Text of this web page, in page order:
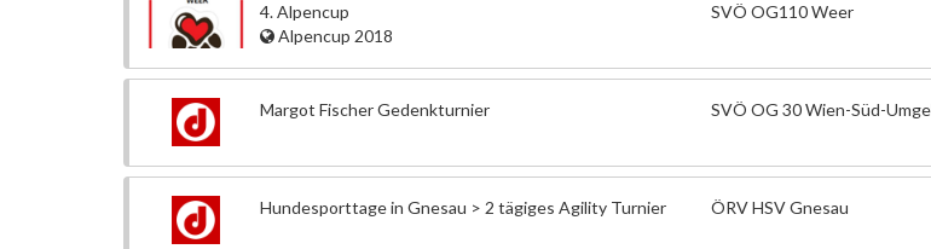
4. Alpencup
Alpencup 2018
SVÖ OG110 Weer
Margot Fischer Gedenkturnier SVÖ OG 30 Wien-Süd-
Hundesporttage in Gnesau > 2 tägiges Agility Turnier ÖRV HSV Gnesau